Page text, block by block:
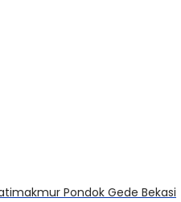
Pondok Gede Bekasi